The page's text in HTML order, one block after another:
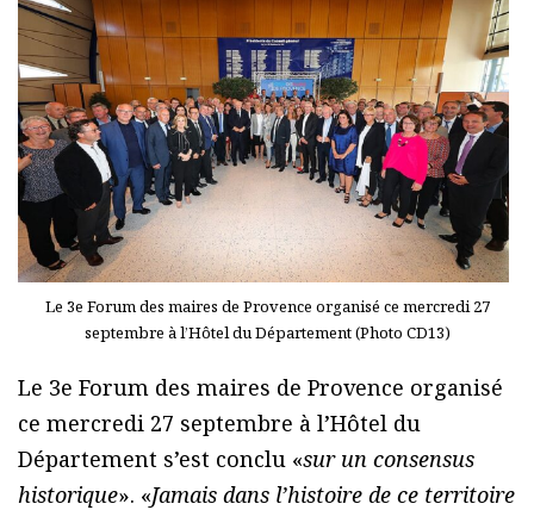
Le 3e Forum des maires de Provence organisé ce mercredi 27
septembre à l’Hôtel du Département (Photo CD13)
Le 3e Forum des maires de Provence organisé
ce mercredi 27 septembre à l’Hôtel du
Département s’est conclu «sur un consensus
historique». «Jamais dans l’histoire de ce territoire